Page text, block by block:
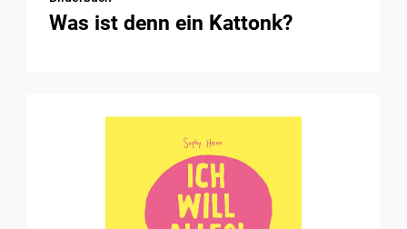
Was ist denn ein Kattonk?